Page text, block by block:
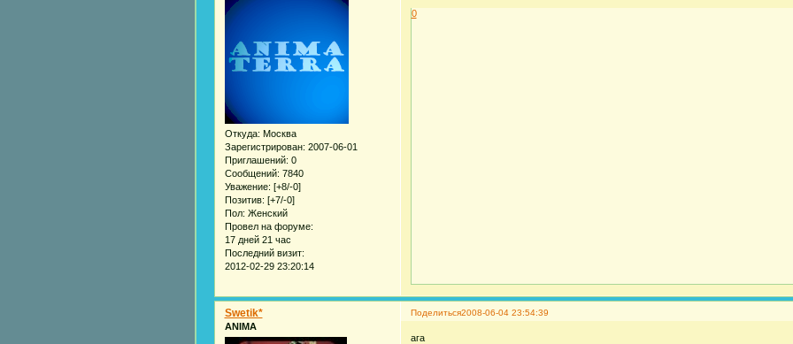
Откуда: Москва
Зарегистрирован: 2007-06-01
Приглашений: 0
Сообщений: 7840
Уважение: [+8/-0]
Позитив: [+7/-0]
Пол: Женский
Провел на форуме:
17 дней 21 час
Последний визит:
2012-02-29 23:20:14
0
Поделиться2008-06-04 23:54:39
Swetik*
ANIMA
ага